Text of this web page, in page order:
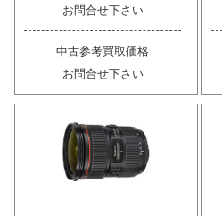
お問合せ下さい
中古参考買取価格
お問合せ下さい